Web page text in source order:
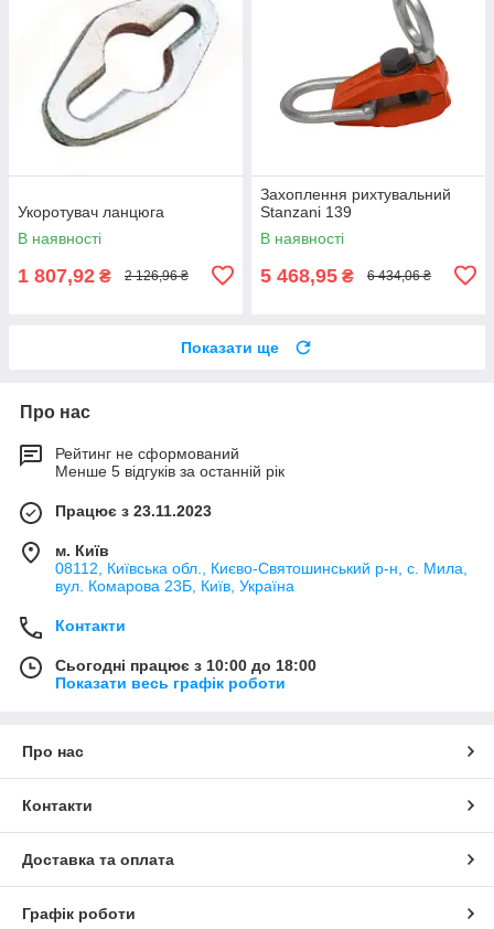
Укоротувач ланцюга
В наявності
1 807,92 ₴ 2 126,96 ₴
Захоплення рихтувальний
Stanzani 139
В наявності
5 468,95 ₴ 6 434,06 ₴
Показати ще
Про нас
Рейтинг не сформований
Менше 5 відгуків за останній рік
Працює з 23.11.2023
м. Київ
08112, Київська обл., Києво-Святошинський р-н, с. Мила,
вул. Комарова 23Б, Київ, Україна
Контакти
Сьогодні працює з 10:00 до 18:00
Показати весь графік роботи
Про нас
Контакти
Доставка та оплата
Графік роботи